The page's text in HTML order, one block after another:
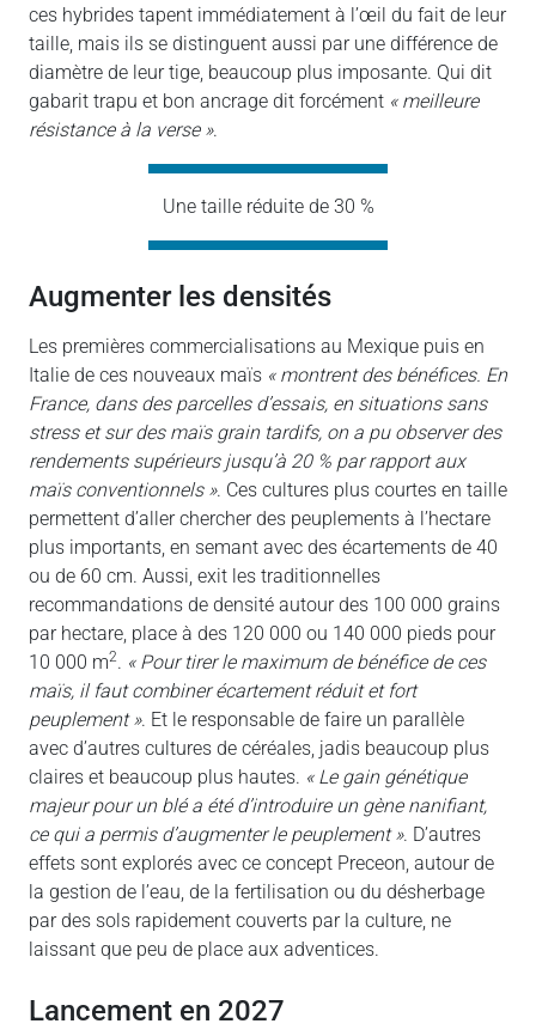
ces hybrides tapent immédiatement à l’œil du fait de leur
taille, mais ils se distinguent aussi par une différence de
diamètre de leur tige, beaucoup plus imposante. Qui dit
gabarit trapu et bon ancrage dit forcément « meilleure
résistance à la verse ».
Une taille réduite de 30 %
augmenter les densités
Les premières commercialisations au Mexique puis en
Italie de ces nouveaux maïs « montrent des bénéfices. En
France, dans des parcelles d’essais, en situations sans
stress et sur des maïs grain tardifs, on a pu observer des
rendements supérieurs jusqu’à 20 % par rapport aux
maïs conventionnels ». Ces cultures plus courtes en taille
permettent d’aller chercher des peuplements à l’hectare
plus importants, en semant avec des écartements de 40
ou de 60 cm. Aussi, exit les traditionnelles
recommandations de densité autour des 100 000 grains
par hectare, place à des 120 000 ou 140 000 pieds pour
10 000 m2. « Pour tirer le maximum de bénéfice de ces
maïs, il faut combiner écartement réduit et fort
peuplement ». Et le responsable de faire un parallèle
avec d’autres cultures de céréales, jadis beaucoup plus
claires et beaucoup plus hautes. « Le gain génétique
majeur pour un blé a été d’introduire un gène nanifiant,
ce qui a permis d’augmenter le peuplement ». D’autres
effets sont explorés avec ce concept Preceon, autour de
la gestion de l’eau, de la fertilisation ou du désherbage
par des sols rapidement couverts par la culture, ne
laissant que peu de place aux adventices.
lancement en 2027